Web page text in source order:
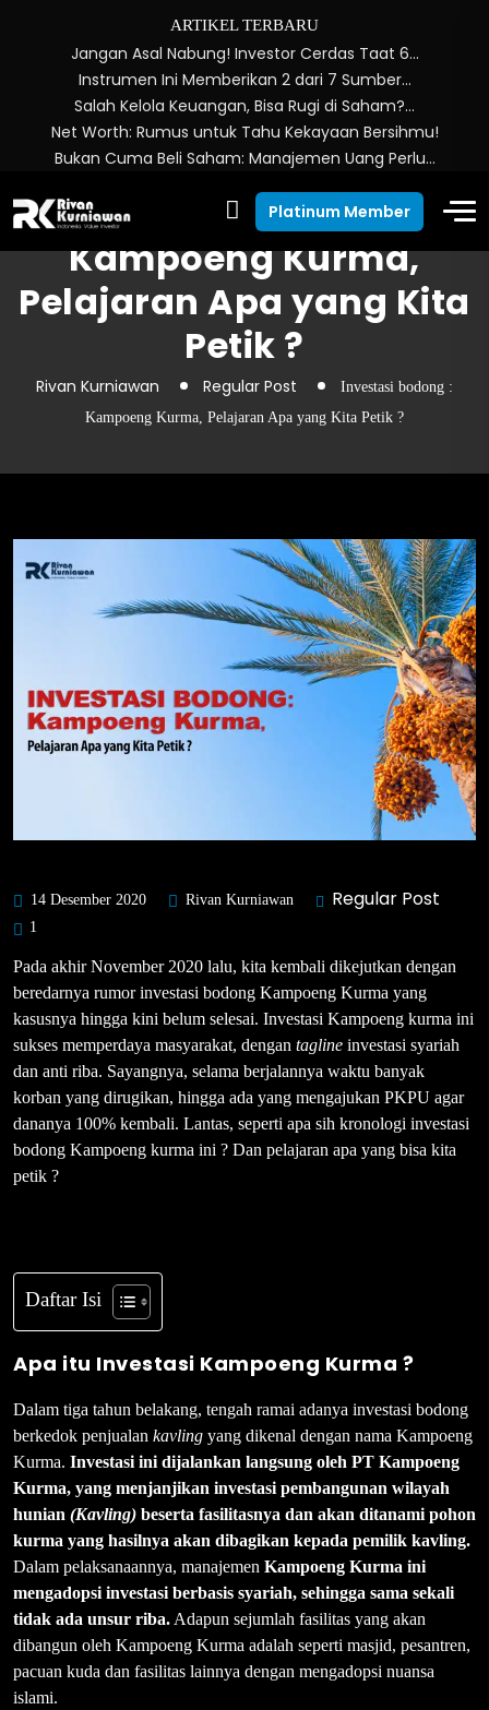
ARTIKEL TERBARU
Jangan Asal Nabung! Investor Cerdas Taat 6…
Instrumen Ini Memberikan 2 dari 7 Sumber…
Salah Kelola Keuangan, Bisa Rugi di Saham?…
Net Worth: Rumus untuk Tahu Kekayaan Bersihmu!
Bukan Cuma Beli Saham: Manajemen Uang Perlu…
Platinum Member
Investasi bodong :
Kampoeng Kurma,
Pelajaran Apa yang Kita
Petik ?
Rivan Kurniawan Regular Post
Investasi bodong :
Kampoeng Kurma, Pelajaran Apa yang Kita Petik ?
14 Desember 2020 Rivan Kurniawan Regular Post
1
Pada akhir November 2020 lalu, kita kembali dikejutkan dengan
beredarnya rumor investasi bodong Kampoeng Kurma yang
kasusnya hingga kini belum selesai. Investasi Kampoeng kurma ini
sukses memperdaya masyarakat, dengan tagline investasi syariah
dan anti riba. Sayangnya, selama berjalannya waktu banyak
korban yang dirugikan, hingga ada yang mengajukan PKPU agar
dananya 100% kembali. Lantas, seperti apa sih kronologi investasi
bodong Kampoeng kurma ini ? Dan pelajaran apa yang bisa kita
petik ?
Daftar Isi
Apa itu Investasi Kampoeng Kurma ?
Dalam tiga tahun belakang, tengah ramai adanya investasi bodong
berkedok penjualan kavling yang dikenal dengan nama Kampoeng
Kurma. Investasi ini dijalankan langsung oleh PT Kampoeng
Kurma, yang menjanjikan investasi pembangunan wilayah
hunian (Kavling) beserta fasilitasnya dan akan ditanami pohon
kurma yang hasilnya akan dibagikan kepada pemilik kavling.
Dalam pelaksanaannya, manajemen Kampoeng Kurma ini
mengadopsi investasi berbasis syariah, sehingga sama sekali
tidak ada unsur riba. Adapun sejumlah fasilitas yang akan
dibangun oleh Kampoeng Kurma adalah seperti masjid, pesantren,
pacuan kuda dan fasilitas lainnya dengan mengadopsi nuansa
islami.